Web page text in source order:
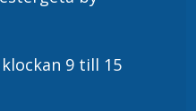
9 till 15